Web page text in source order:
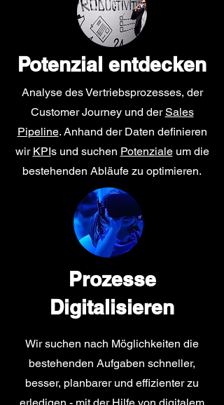
Potenzial entdecken
Analyse des Vertriebsprozesses, der
Customer Journey und derSales
Pipeline. Anhand der Daten definieren
wir KPIs und suchen Potenzialeum die
bestehenden Abläufe zu optimieren.
Prozesse
Digitalisieren
Wir suchen nach Möglichkeiten die
bestehenden Aufgaben schneller,
besser, planbarer und effizienter zu